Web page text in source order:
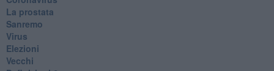
La prostata
Sanremo
Virus
Elezioni
Vecchi